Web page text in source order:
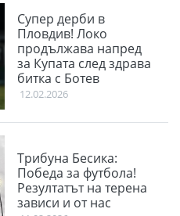
Супер дерби в
Пловдив! Локо
продължава напред
за Купата след здрава
битка с Ботев
12.02.2026
Трибуна Бесика:
Победа за футбола!
Резултатът на терена
зависи и от нас